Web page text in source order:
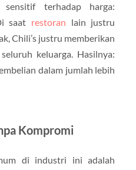
terhadap harga:
saat restoran lain justru
Chili’s justru memberikan
keluarga. Hasilnya:
dalam jumlah lebih
Kompromi
di industri ini adalah